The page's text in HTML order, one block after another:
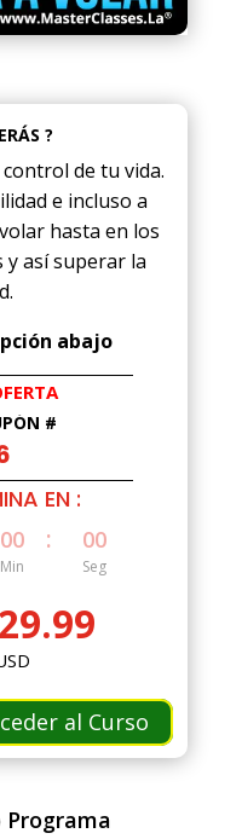
?
de tu vida.
e incluso a
hasta en los
y así superar la
abajo
#
EN :
00
Min
: 00
Seg
29.99El
es:
$29.99.
al Curso
Programa